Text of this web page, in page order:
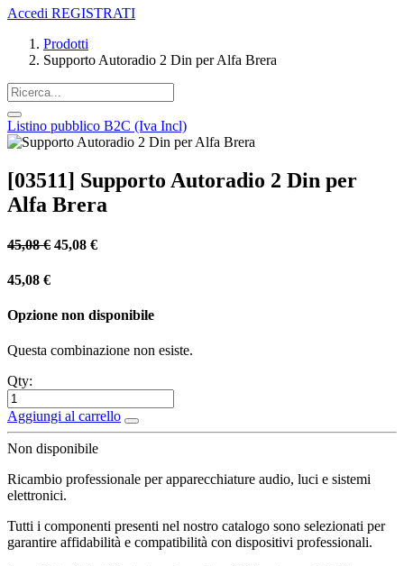
Accedi REGISTRATI
Prodotti
Supporto Autoradio 2 Din per Alfa Brera
Listino pubblico B2C (Iva Incl)
[03511] Supporto Autoradio 2 Din per
Alfa Brera
45,08€ 45,08 €
45,08 €
Opzione non disponibile
Questa combinazione non esiste.
Qty:
Aggiungi al carrello
Non disponibile
Ricambio professionale per apparecchiature audio, luci e sistemi
elettronici.
Tutti i componenti presenti nel nostro catalogo sono selezionati per
garantire affidabilità e compatibilità con dispositivi professionali.